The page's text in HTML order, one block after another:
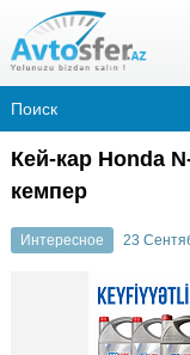
Кей-кар Honda
кемпер
Интересное 23